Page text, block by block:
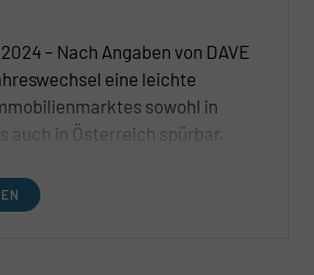
– Nach Angaben von DAVE
eine leichte
sowohl in
auch in Österreich spürbar.